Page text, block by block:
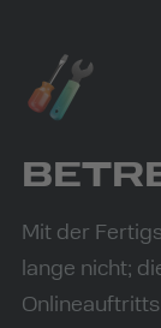
Mit der
lange nicht;